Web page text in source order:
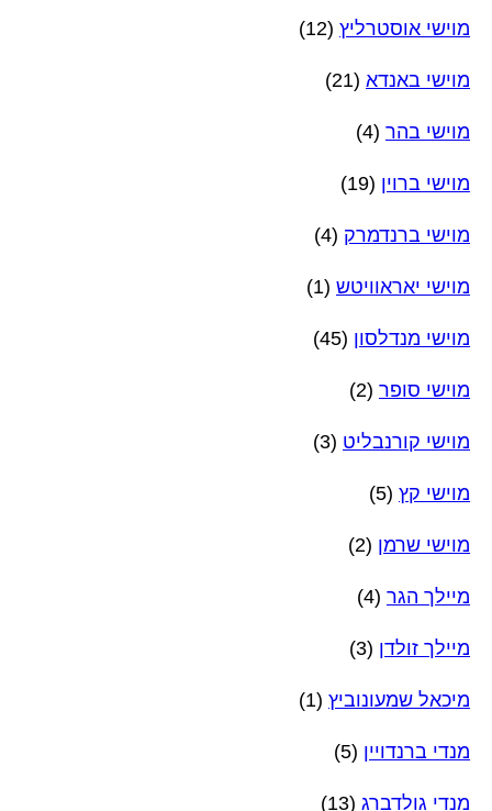
מוישי אוסטרליץ (12)
מוישי באנדא (21)
מוישי בהר (4)
מוישי ברוין (19)
מוישי ברנדמרק (4)
מוישי יאראוויטש (1)
מוישי מנדלסון (45)
מוישי סופר (2)
מוישי קורנבליט (3)
מוישי קץ (5)
מוישי שרמן (2)
מיילך הגר (4)
מיילך זולדן (3)
מיכאל שמעונוביץ (1)
מנדי ברנדויין (5)
מנדי גולדברג (13)